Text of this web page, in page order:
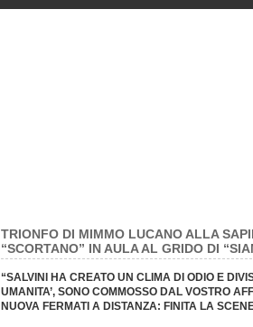
TRIONFO DI MIMMO LUCANO ALLA
“SCORTANO” IN AULA AL GRIDO DI
“SALVINI HA CREATO UN CLIMA DI ODIO E
UMANITA’, SONO COMMOSSO DAL VOSTRO
NUOVA FERMATI A DISTANZA: FINITA LA